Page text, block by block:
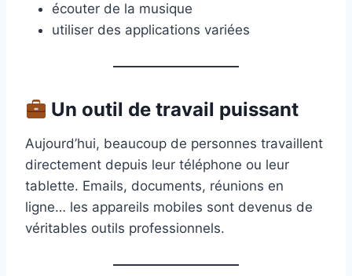
écouter de la musique
utiliser des applications variées
Un outil de travail puissant
Aujourd’hui, beaucoup de personnes travaillent
directement depuis leur téléphone ou leur
tablette. Emails, documents, réunions en
ligne… les appareils mobiles sont devenus de
véritables outils professionnels.